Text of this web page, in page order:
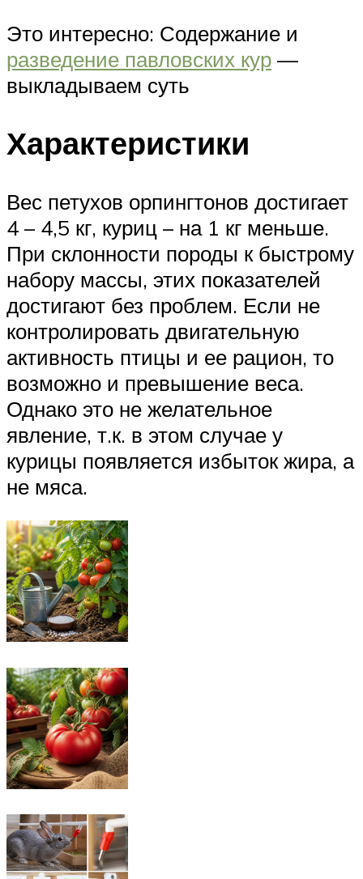
Это интересно: Содержание и
разведение павловских кур —
выкладываем суть
Характеристики
Вес петухов орпингтонов достигает
4 – 4,5 кг, куриц – на 1 кг меньше.
При склонности породы к быстрому
набору массы, этих показателей
достигают без проблем. Если не
контролировать двигательную
активность птицы и ее рацион, то
возможно и превышение веса.
Однако это не желательное
явление, т.к. в этом случае у
курицы появляется избыток жира, а
не мяса.